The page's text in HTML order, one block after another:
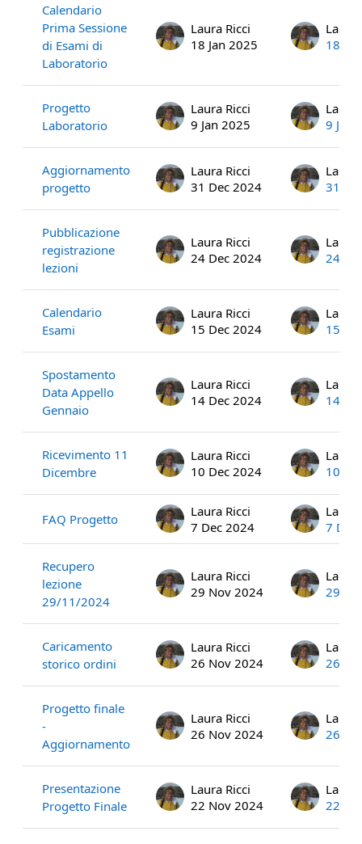
Calendario
Prima Sessione
di Esami di
Laboratorio
Laura Ricci
18 Jan 2025
Laura
18
Progetto
Laboratorio
Laura Ricci
9 Jan 2025
Laura
9 Jan
Aggiornamento
progetto
Laura Ricci
31 Dec 2024
Laura
31
Pubblicazione
registrazione
lezioni
Laura Ricci
24 Dec 2024
Laura
24
Calendario
Esami
Laura Ricci
15 Dec 2024
Laura
15
Spostamento
Data Appello
Gennaio
Laura Ricci
14 Dec 2024
Laura
14
Ricevimento 11
Dicembre
Laura Ricci
10 Dec 2024
Laura
10
FAQ Progetto
Laura Ricci
7 Dec 2024
Laura
7 Dec
Recupero
lezione
29/11/2024
Laura Ricci
29 Nov 2024
Laura
29
Caricamento
storico ordini
Laura Ricci
26 Nov 2024
Laura
26
Progetto finale
-
Aggiornamento
Laura Ricci
26 Nov 2024
Laura
26
Presentazione
Progetto Finale
Laura Ricci
22 Nov 2024
Laura
22